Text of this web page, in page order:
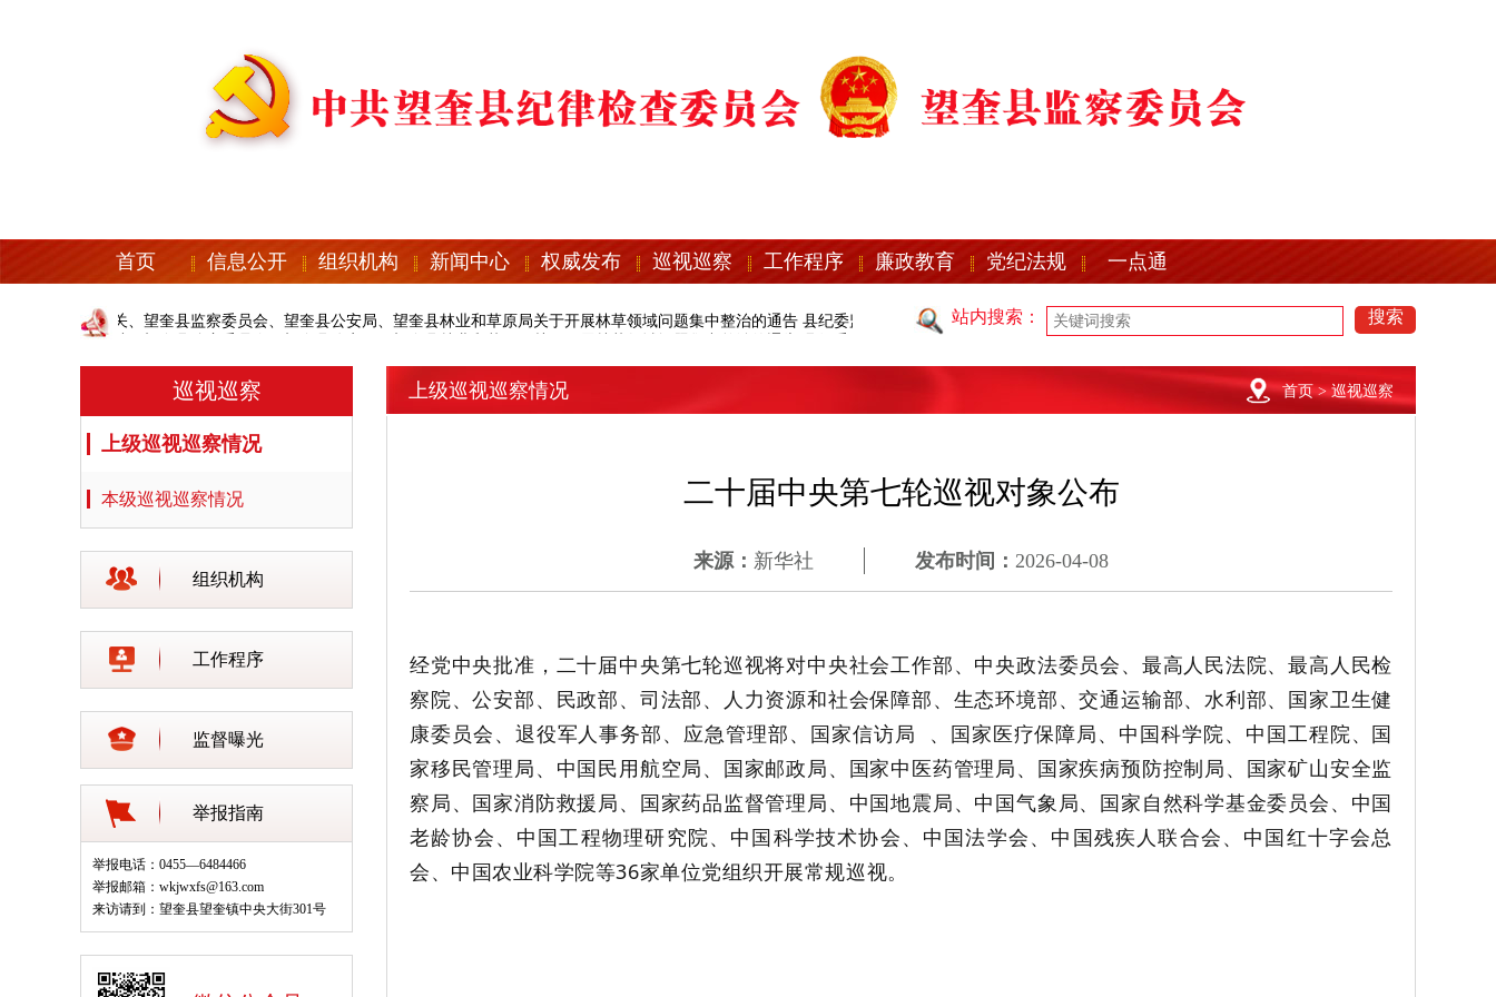
首页 信息公开 组织机构 新闻中心 权威发布 巡视巡察 工作程序 廉政教育 党纪法规 一点通
望奎县纪委机关、望奎县监察委员会、望奎县公安局、望奎县林业和草原局关于开展林草领域问题集中整治的通告 县纪委监委严明“五一”期间有关纪律要求 望奎县2021年公开招聘县纪委监委所属事业单位工作人员公
望奎县纪委机关、望奎县监察委员会、望奎县公安局、望奎县林业和草原局关于开展林草领域问题集中整治的通告
县纪委监委严明“五一”期间有关纪律要求 望奎县2021年公开招聘县纪委监委所属事业单位工作人员公
站内搜索： 搜索
巡视巡察
上级巡视巡察情况
本级巡视巡察情况
组织机构
工作程序
监督曝光
举报指南
举报电话：0455—6484466
举报邮箱：wkjwxfs@163.com
来访请到：望奎县望奎镇中央大街301号
上级巡视巡察情况 首页> 巡视巡察
二十届中央第七轮巡视对象公布
来源： 新华社 发布时间： 2026-04-08
经党中央批准，二十届中央第七轮巡视将对中央社会工作部、中央政法委员会、最高人民法院、最高人民检
察院、公安部、民政部、司法部、人力资源和社会保障部、生态环境部、交通运输部、水利部、国家卫生健
康委员会、退役军人事务部、应急管理部、 国家信访局
、国家医疗保障局、中国科学院、中国工程院、国
家移民管理局、中国民用航空局、国家邮政局、国家中医药管理局、国家疾病预防控制局、国家矿山安全监
察局、国家消防救援局、国家药品监督管理局、中国地震局、中国气象局、国家自然科学基金委员会、中国
老龄协会、中国工程物理研究院、中国科学技术协会、中国法学会、中国残疾人联合会、中国红十字会总
会、中国农业科学院等36家单位党组织开展常规巡视。